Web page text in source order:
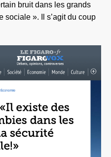
bruit dans les grands
sociale ». Il s’agit du coup